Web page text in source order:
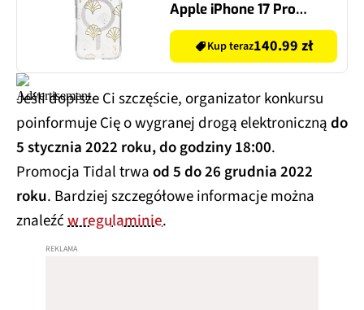
Apple iPhone 17 Pro
Srebrny
Kup teraz140.99 zł
Jeśli dopisze Ci szczęście, organizator konkursu
poinformuje Cię o wygranej drogą elektronicznądo
5 stycznia 2022 roku, do godziny 18:00.
Promocja Tidal trwaod 5 do 26 grudnia 2022
roku. Bardziej szczegółowe informacje można
znaleźćw regulaminie.